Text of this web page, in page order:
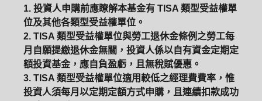
PGIM系列基金 168循環投資
定期(不)定額 高成長基金 月配息
1. 投資人申購前應瞭解本基金有 TISA 類型受益權單
位及其他各類型受益權單位。
2. TISA 類型受益權單位與勞工退休金條例之勞工每
月自願提繳退休金無關，投資人係以自有資金定期定
額投資基金，應自負盈虧，且無稅賦優惠。
3. TISA 類型受益權單位適用較低之經理費費率，惟
投資人須每月以定期定額方式申購，且連續扣款成功